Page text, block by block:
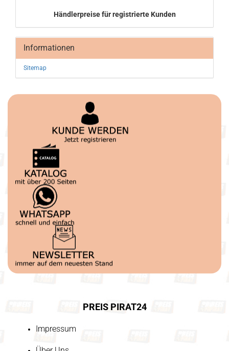
Händlerpreise für registrierte Kunden
Informationen
Sitemap
PREIS PIRAT24
Impressum